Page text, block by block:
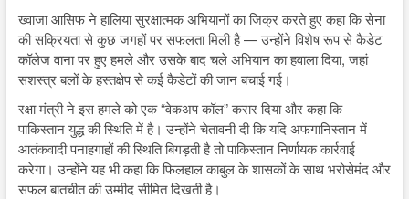
ख्वाजा आसिफ ने हालिया सुरक्षात्मक अभियानों का जिक्र करते हुए कहा कि सेना
की सक्रियता से कुछ जगहों पर सफलता मिली है — उन्होंने विशेष रूप से कैडेट
कॉलेज वाना पर हुए हमले और उसके बाद चले अभियान का हवाला दिया, जहां
सशस्त्र बलों के हस्तक्षेप से कई कैडेटों की जान बचाई गई।
रक्षा मंत्री ने इस हमले को एक “वेकअप कॉल” करार दिया और कहा कि
पाकिस्तान युद्ध की स्थिति में है। उन्होंने चेतावनी दी कि यदि अफगानिस्तान में
आतंकवादी पनाहगाहों की स्थिति बिगड़ती है तो पाकिस्तान निर्णायक कार्रवाई
करेगा। उन्होंने यह भी कहा कि फिलहाल काबुल के शासकों के साथ भरोसेमंद और
सफल बातचीत की उम्मीद सीमित दिखती है।